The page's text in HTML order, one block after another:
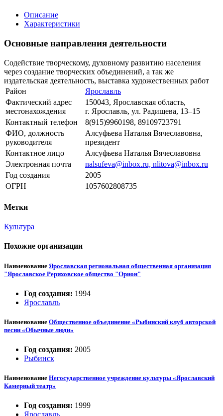
Описание
Характеристики
Основные направления деятельности
Содействие творческому, духовному развитию населения
через создание творческих объединений, а так же
издательская деятельность, выставка художественных работ
Район
Ярославль
Фактический адрес
местонахождения
150043, Ярославская область,
г. Ярославль, ул. Радищева, 13–15
Контактный телефон
8(915)9960198, 89109723791
ФИО, должность
руководителя
Алсуфьева Наталья Вячеславовна,
президент
Контактное лицо
Алсуфьева Наталья Вячеславовна
Электронная почта
nalsufeva@inbox.ru, nlitova@inbox.ru
Год создания
2005
ОГРН
1057602808735
Метки
Культура
Похожие организации
Наименование Ярославская региональная общественная организация
"Ярославское Рериховское общество "Орион"
Год создания: 1994
Ярославль
Наименование Общественное объединение «Рыбинский клуб авторской
песни «Обычные люди»
Год создания: 2005
Рыбинск
Наименование Негосударственное учреждение культуры «Ярославский
Камерный театр»
Год создания: 1999